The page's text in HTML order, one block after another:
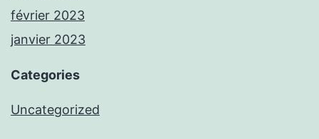
février 2023
janvier 2023
Categories
Uncategorized